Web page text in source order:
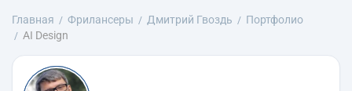
Главная Фрилансеры Дмитрий Гвоздь
Портфолио
AI Design